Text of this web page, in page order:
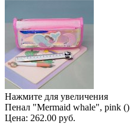
Нажмите для увеличения
Пенал "Mermaid whale", pink ()
Цена: 262.00 руб.